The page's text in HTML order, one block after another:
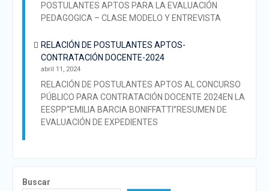
POSTULANTES APTOS PARA LA EVALUACIÓN
PEDAGOGICA – CLASE MODELO Y ENTREVISTA
RELACIÓN DE POSTULANTES APTOS-
CONTRATACIÓN DOCENTE-2024
abril 11, 2024
RELACIÓN DE POSTULANTES APTOS AL CONCURSO
PÚBLICO PARA CONTRATACIÓN DOCENTE 2024EN LA
EESPP“EMILIA BARCIA BONIFFATTI”RESUMEN DE
EVALUACIÓN DE EXPEDIENTES
Buscar